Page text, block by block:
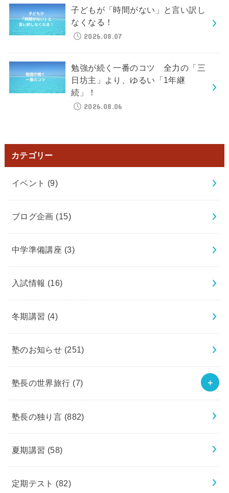
子どもが「時間がない」と言い訳し
なくなる！
2026.08.07
勉強が続く一番のコツ 全力の「三
日坊主」より、ゆるい「1年継
続」！
2026.08.06
カテゴリー
イベント (9)
ブログ企画 (15)
中学準備講座 (3)
入試情報 (16)
冬期講習 (4)
塾のお知らせ (251)
塾長の世界旅行 (7)
塾長の独り言 (882)
夏期講習 (58)
定期テスト (82)